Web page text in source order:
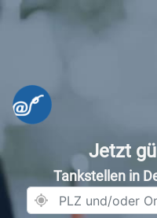
Jetzt
Tankstellen in